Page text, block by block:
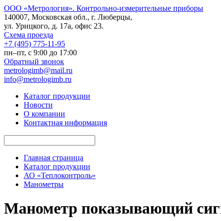
ООО «Метрология». Контрольно-измерительные приборы
140007, Московская обл., г. Люберцы,
ул. Урицкого, д. 17а, офис 23.
Схема проезда
+7 (495) 775-11-95
пн–пт, c 9:00 до 17:00
Обратный звонок
metrologimb@mail.ru
info@metrologimb.ru
Каталог продукции
Новости
О компании
Контактная информация
Главная страница
Каталог продукции
АО «Теплоконтроль»
Манометры
Манометр показывающий